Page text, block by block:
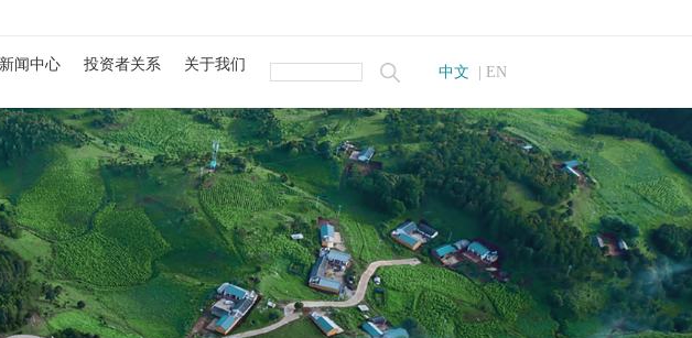
外法烟气连续监测系统
外法烟气连续监测系统
气连续监测系统
在线监测系统
式激光前散射法粉尘仪
排放连续监测系统
红外法烟气连续监测系统
类自动采样系统
排放连续监测系统
金属排放连续监测系统
化环境空气质量自动监测站
气质量连续自动监测系统
境空气质量自动监测系统
空气臭氧（化学发光法）自动监测系统
境空气质量监测系统
户外型颗粒物PM₂.₅自动监测系统
户外型颗粒物PM₁₀自动监测系统
境空气非甲烷总烃在线监测系统
空气挥发性有机物在线监测系统
合污染走航监测车
化水质在线监测系统
水质自动监测系统
式水质自动监测系统
化污染源水质在线监测系统
水质在线监测系统
仪生物综合毒性在线监测仪
平台
台 智能碳排放在线计量监测系统
新闻中心
态
态
中心
投资者关系
公司公告
投资者保护
股价行情
投资者问答
关于我们
企业简介
资质荣誉
联系我们
人才招聘
中文 | EN
读懂《温室气体产品碳足迹 量化要求和指南》
“双碳”科技创新与高质量发展学术交流大会成功举办
宣传片